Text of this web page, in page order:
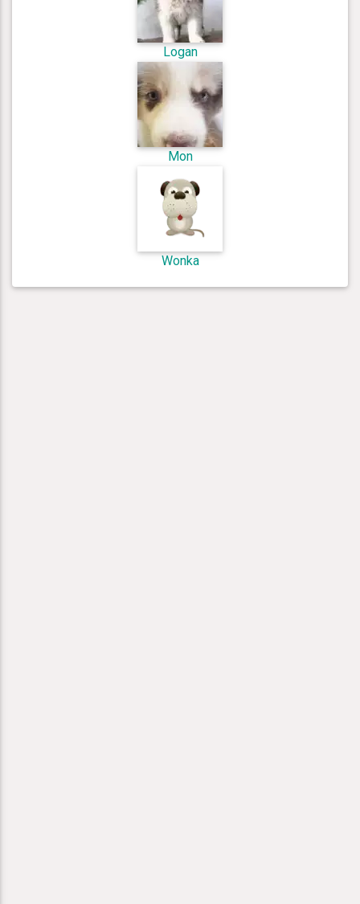
Logan
Mon
Wonka